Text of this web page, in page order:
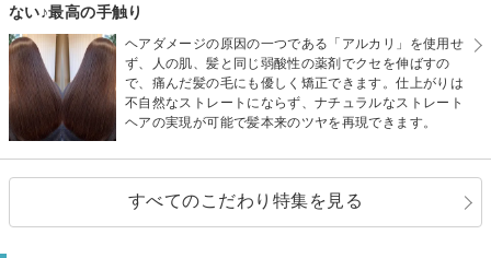
ない♪最高の手触り
ヘアダメージの原因の一つである「アルカリ」を使用せ
ず、人の肌、髪と同じ弱酸性の薬剤でクセを伸ばすの
で、痛んだ髪の毛にも優しく矯正できます。仕上がりは
不自然なストレートにならず、ナチュラルなストレート
ヘアの実現が可能で髪本来のツヤを再現できます。
すべてのこだわり特集を見る